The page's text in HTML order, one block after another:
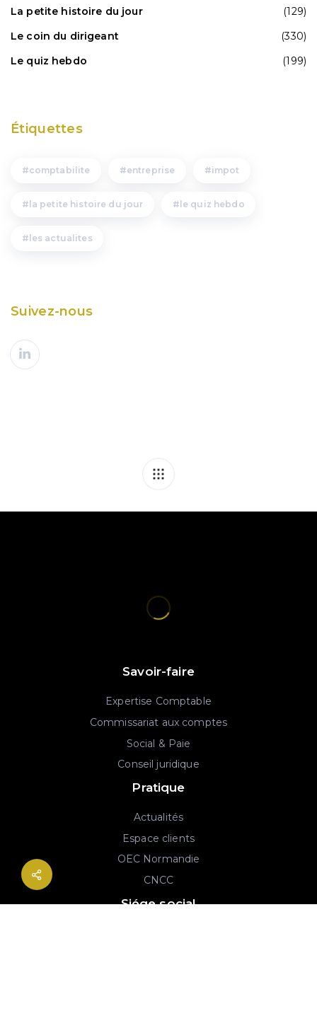
La petite histoire du jour
(129)
Le coin du dirigeant
(330)
Le quiz hebdo
(199)
Étiquettes
comptabilite entreprise impot
la petite histoire du jour le quiz hebdo
les actualites
Suivez-nous
Savoir-faire
Expertise Comptable
Commissariat aux comptes
Social & Paie
Conseil juridique
Pratique
Actualités
Espace clients
OEC Normandie
CNCC
Siége social